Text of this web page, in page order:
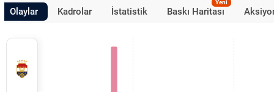
Olaylar Kadrolar İstatistik Baskı Haritası
Yeni